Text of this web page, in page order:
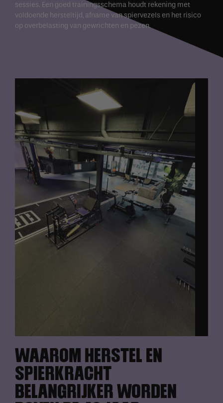
sessies. Een goed trainingsschema houdt rekening met
voldoende hersteltijd, afname van spiervezels en het risico
op overbelasting van gewrichten en pezen.
WAAROM HERSTEL EN
SPIERKRACHT
BELANGRIJKER WORDEN